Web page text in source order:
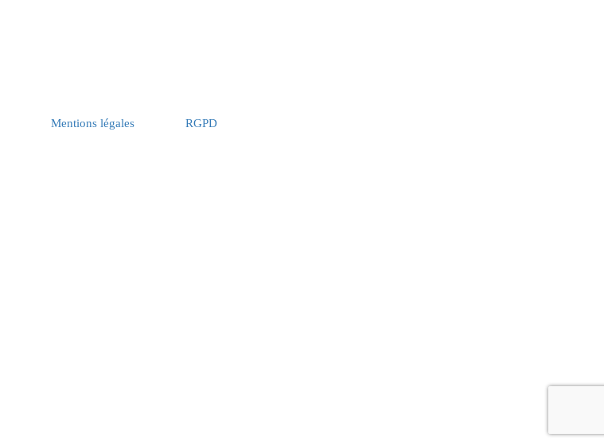
Mentions légales RGPD